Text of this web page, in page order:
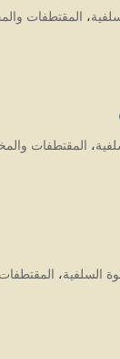
، المقتطفات
، المقتطفات
السلفية،